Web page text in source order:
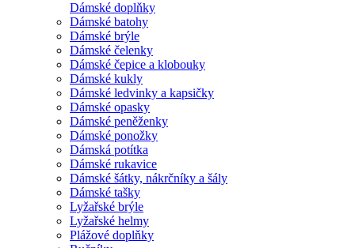
Dámské doplňky
Dámské batohy
Dámské brýle
Dámské čelenky
Dámské čepice a klobouky
Dámské kukly
Dámské ledvinky a kapsičky
Dámské opasky
Dámské peněženky
Dámské ponožky
Dámská potítka
Dámské rukavice
Dámské šátky, nákrčníky a šály
Dámské tašky
Lyžařské brýle
Lyžařské helmy
Plážové doplňky